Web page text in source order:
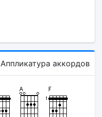
Аппликатура аккордов